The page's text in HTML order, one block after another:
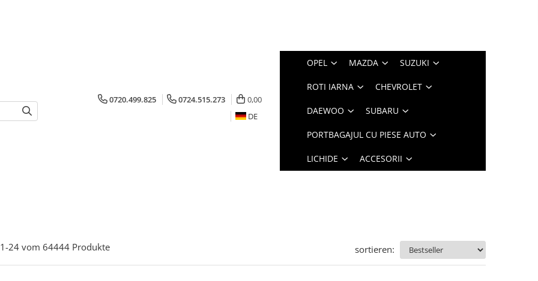
0720.499.825 0724.515.273
0,00
DE
OPEL MAZDA SUZUKI
ROTI IARNA CHEVROLET
DAEWOO SUBARU
PORTBAGAJUL CU PIESE AUTO
LICHIDE ACCESORII
1-24 vom 64444 Produkte sortieren: